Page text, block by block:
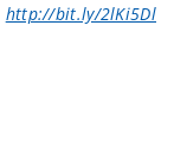
http://bit.ly/2lKi5Dl